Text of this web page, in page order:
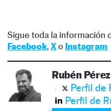
Sigue toda la información
Facebook, Xo Instagram
Rubén Pérez
Perfil de
Perfil de